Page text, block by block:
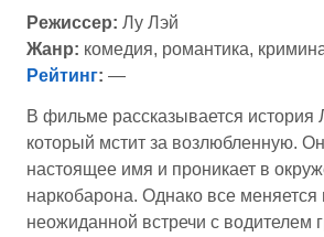
Режиссер: Лу Лэй
Жанр: комедия, романтика,
Рейтинг: —
В фильме рассказывается история
который мстит за возлюбленную.
настоящее имя и проникает в
наркобарона. Однако все меняется
неожиданной встречи с водителем